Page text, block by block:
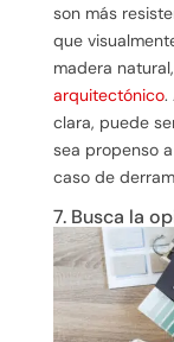
son más
que
madera
arquitectónico.
clara, puede
sea propenso
caso de
7. Busca la